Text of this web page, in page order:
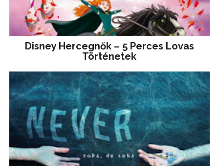
Disney ​Hercegnők – 5 Perces Lovas
Történetek